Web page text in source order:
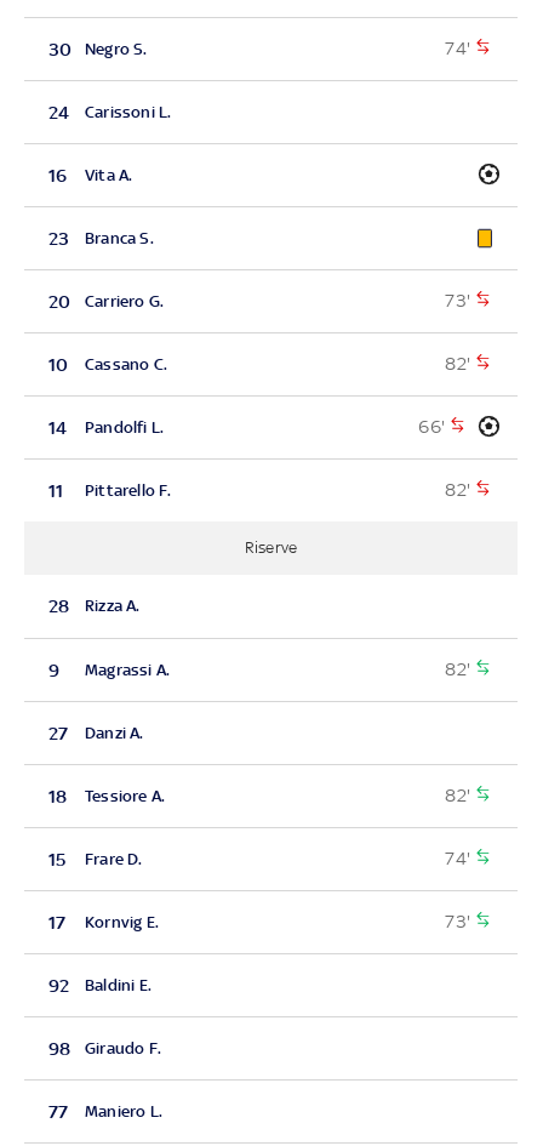
30 Negro S. 74'
24 Carissoni L.
16 Vita A.
23 Branca S.
20 Carriero G. 73'
10 Cassano C. 82'
14 Pandolfi L. 66'
11 Pittarello F. 82'
Riserve
28 Rizza A.
9 Magrassi A. 82'
27 Danzi A.
18 Tessiore A. 82'
15 Frare D. 74'
17 Kornvig E. 73'
92 Baldini E.
98 Giraudo F.
77 Maniero L.